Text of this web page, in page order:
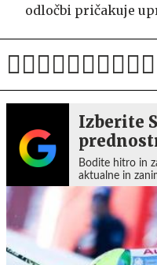
odločbi pričakuje
Izberite
Bodite hitro in
aktualne in